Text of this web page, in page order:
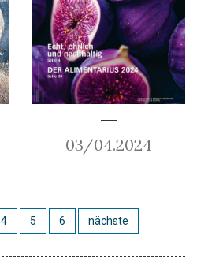
03/04.2024
4 5 6 nächste